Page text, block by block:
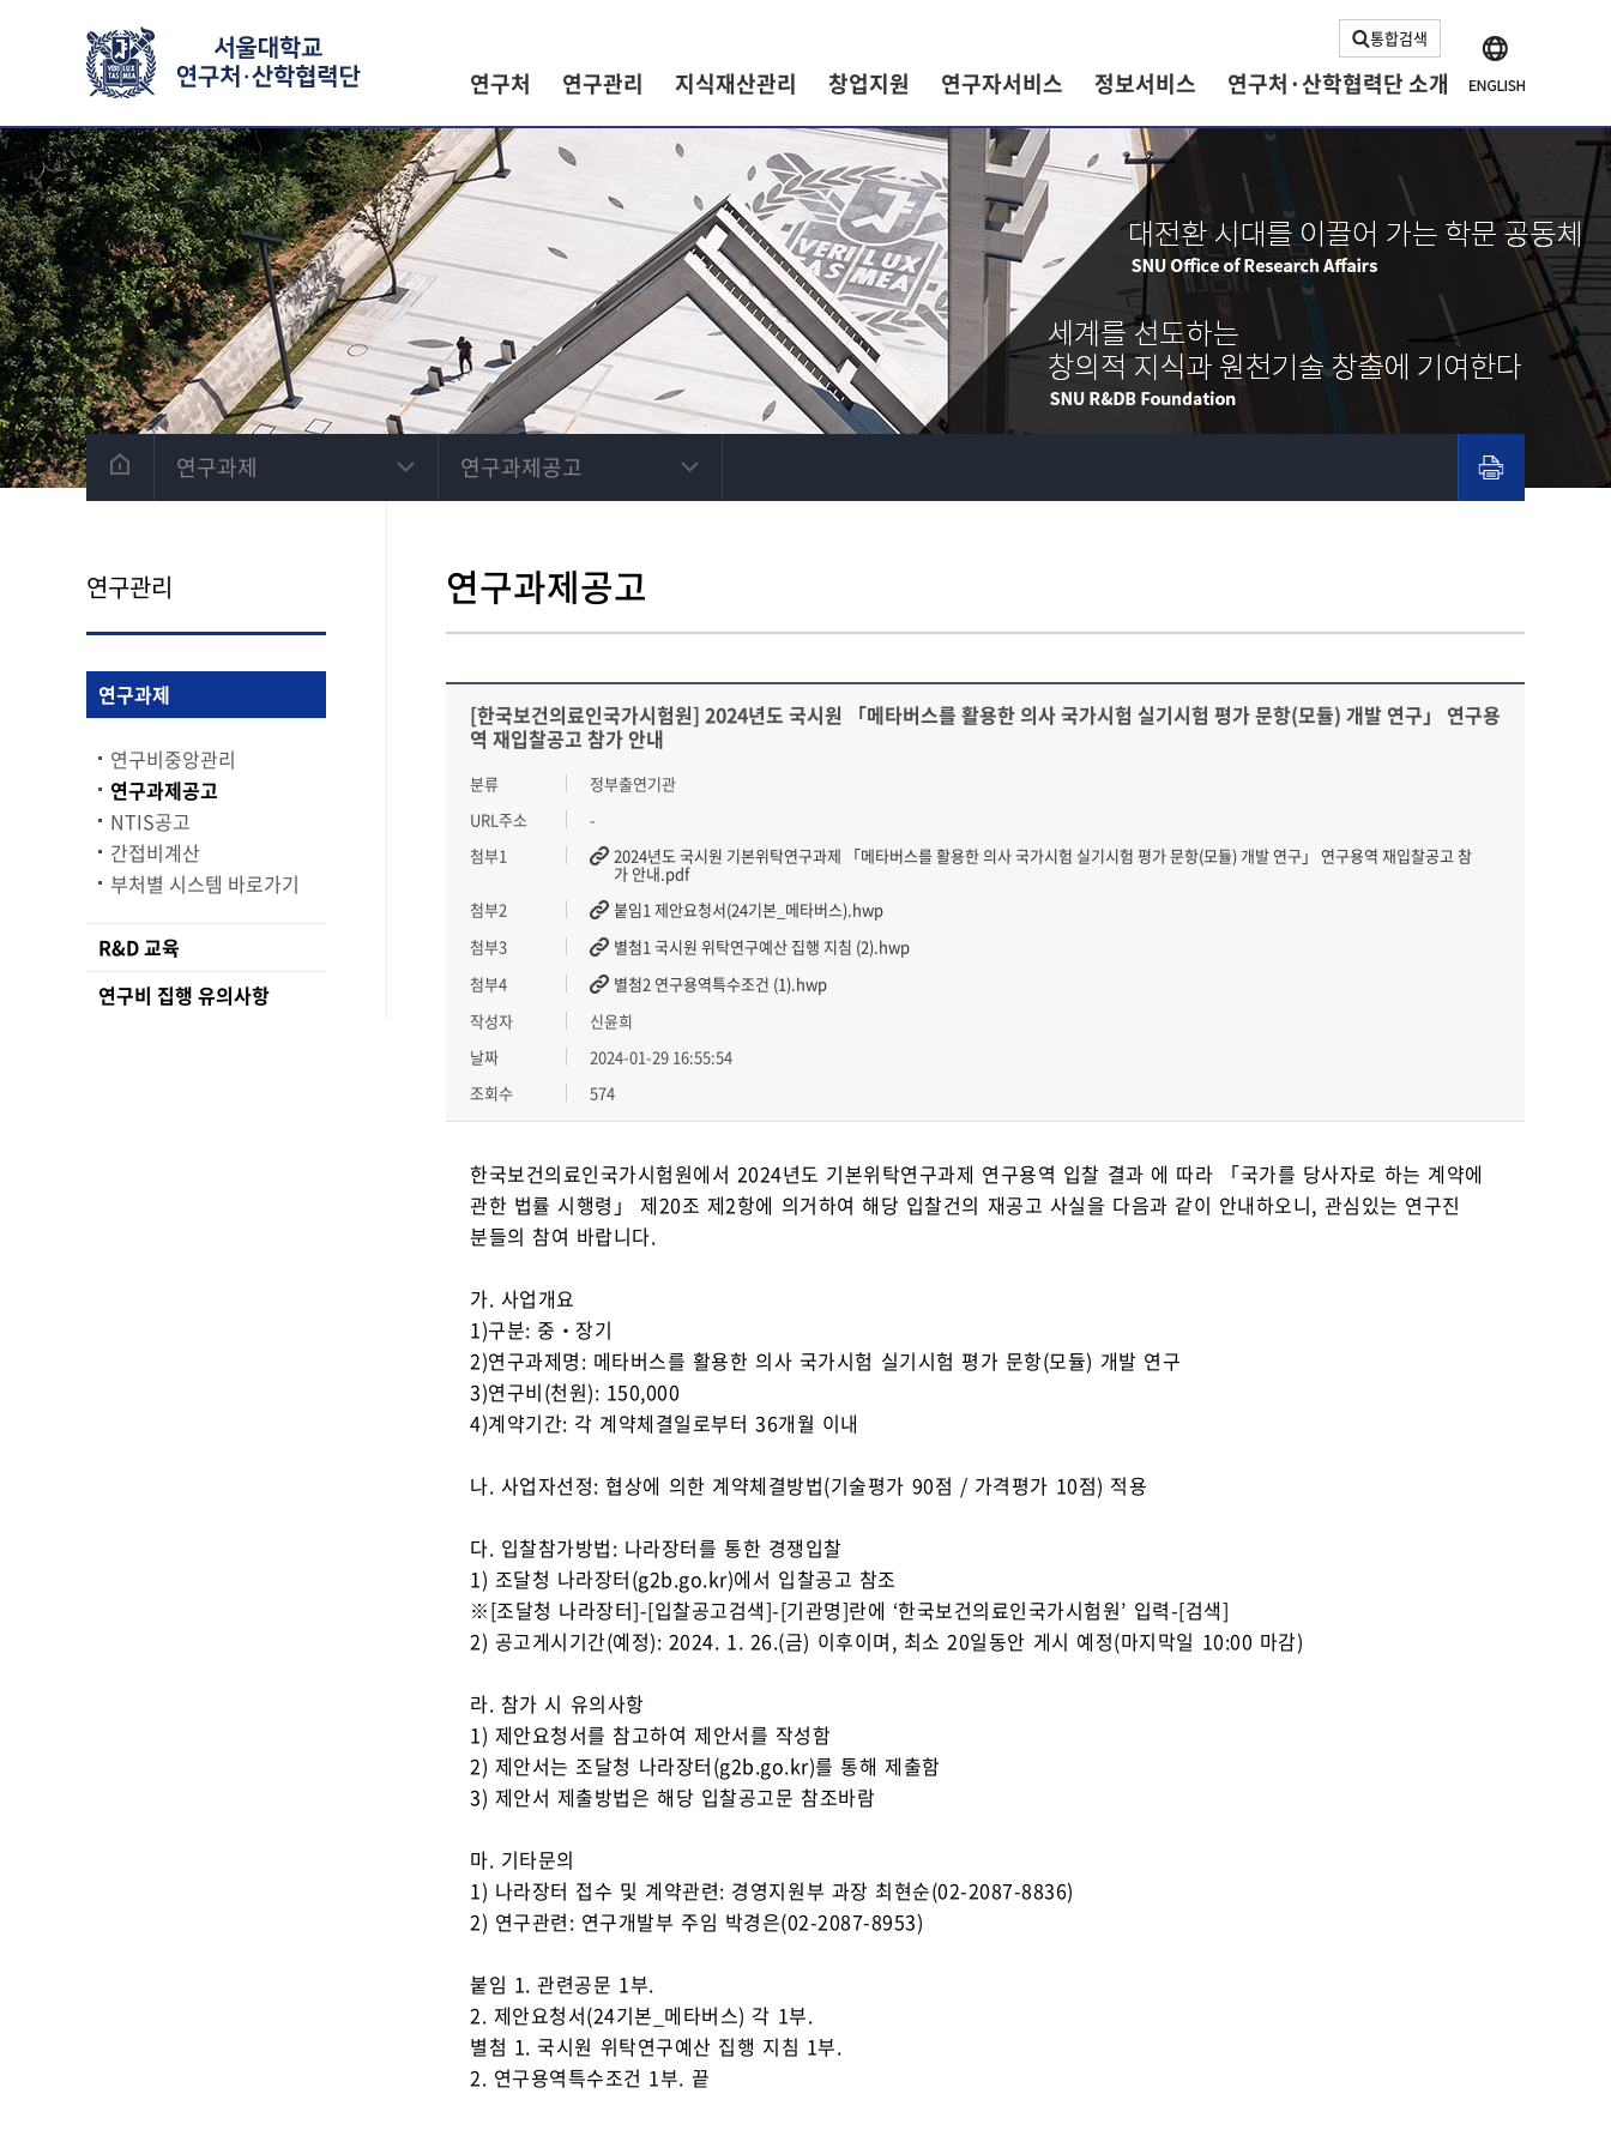
통합검색
연구처 연구관리 지식재산관리 창업지원 연구자서비스 정보서비스 연구처·산학협력단 소개
연구과제 연구과제공고
연구관리
연구과제
연구비중앙관리
연구과제공고
NTIS공고
간접비계산
부처별 시스템 바로가기
R&D 교육
연구비 집행 유의사항
연구과제공고
[한국보건의료인국가시험원] 2024년도 국시원 「메타버스를 활용한 의사 국가시험 실기시험 평가 문항(모듈) 개발 연구」 연구용
역 재입찰공고 참가 안내
분류
정부출연기관
URL주소
-
첨부1
2024년도 국시원 기본위탁연구과제 「메타버스를 활용한 의사 국가시험 실기시험 평가 문항(모듈) 개발 연구」 연구용역 재입찰공고 참
가 안내.pdf
첨부2
붙임1 제안요청서(24기본_메타버스).hwp
첨부3
별첨1 국시원 위탁연구예산 집행 지침 (2).hwp
첨부4
별첨2 연구용역특수조건 (1).hwp
작성자
신윤희
날짜
2024-01-29 16:55:54
조회수
574
한국보건의료인국가시험원에서 2024년도 기본위탁연구과제 연구용역 입찰 결과 에 따라 「국가를 당사자로 하는 계약에
관한 법률 시행령」 제20조 제2항에 의거하여 해당 입찰건의 재공고 사실을 다음과 같이 안내하오니, 관심있는 연구진
분들의 참여 바랍니다.
가. 사업개요
1)구분: 중‧장기
2)연구과제명: 메타버스를 활용한 의사 국가시험 실기시험 평가 문항(모듈) 개발 연구
3)연구비(천원): 150,000
4)계약기간: 각 계약체결일로부터 36개월 이내
나. 사업자선정: 협상에 의한 계약체결방법(기술평가 90점 / 가격평가 10점) 적용
다. 입찰참가방법: 나라장터를 통한 경쟁입찰
1) 조달청 나라장터(g2b.go.kr)에서 입찰공고 참조
※[조달청 나라장터]-[입찰공고검색]-[기관명]란에 ‘한국보건의료인국가시험원’ 입력-[검색]
2) 공고게시기간(예정): 2024. 1. 26.(금) 이후이며, 최소 20일동안 게시 예정(마지막일 10:00 마감)
라. 참가 시 유의사항
1) 제안요청서를 참고하여 제안서를 작성함
2) 제안서는 조달청 나라장터(g2b.go.kr)를 통해 제출함
3) 제안서 제출방법은 해당 입찰공고문 참조바람
마. 기타문의
1) 나라장터 접수 및 계약관련: 경영지원부 과장 최현순(02-2087-8836)
2) 연구관련: 연구개발부 주임 박경은(02-2087-8953)
붙임 1. 관련공문 1부.
2. 제안요청서(24기본_메타버스) 각 1부.
별첨 1. 국시원 위탁연구예산 집행 지침 1부.
2. 연구용역특수조건 1부. 끝